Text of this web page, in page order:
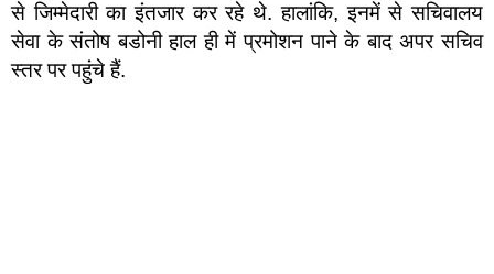
से जिम्मेदारी का इंतजार कर रहे थे. हालांकि, इनमें से सचिवालय
सेवा के संतोष बडोनी हाल ही में प्रमोशन पाने के बाद अपर सचिव
स्तर पर पहुंचे हैं.